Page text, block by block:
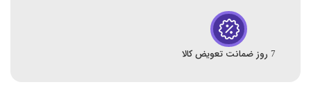
7 روز ضمانت تعویض کالا